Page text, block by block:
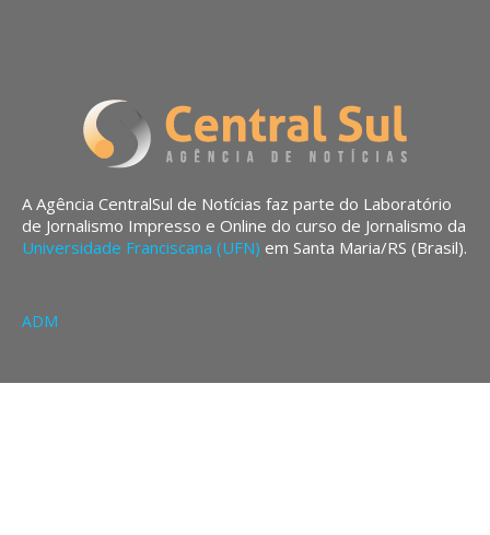
A Agência CentralSul de Notícias faz parte do Laboratório
de Jornalismo Impresso e Online do curso de Jornalismo da
Universidade Franciscana (UFN) em Santa Maria/RS (Brasil).
ADM